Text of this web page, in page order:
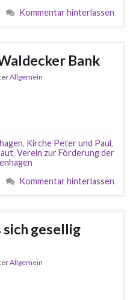
Kommentar hinterlassen
Bank
Allgemein
, Kirche Peter und Paul,
, Verein zur Förderung der
Kommentar hinterlassen
sich gesellig
Allgemein